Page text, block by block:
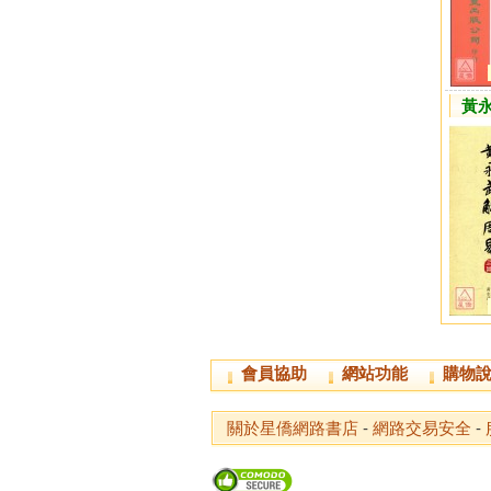
黃
會員協助 網站功能 購物
關於星僑網路書店 - 網路交易安全 -